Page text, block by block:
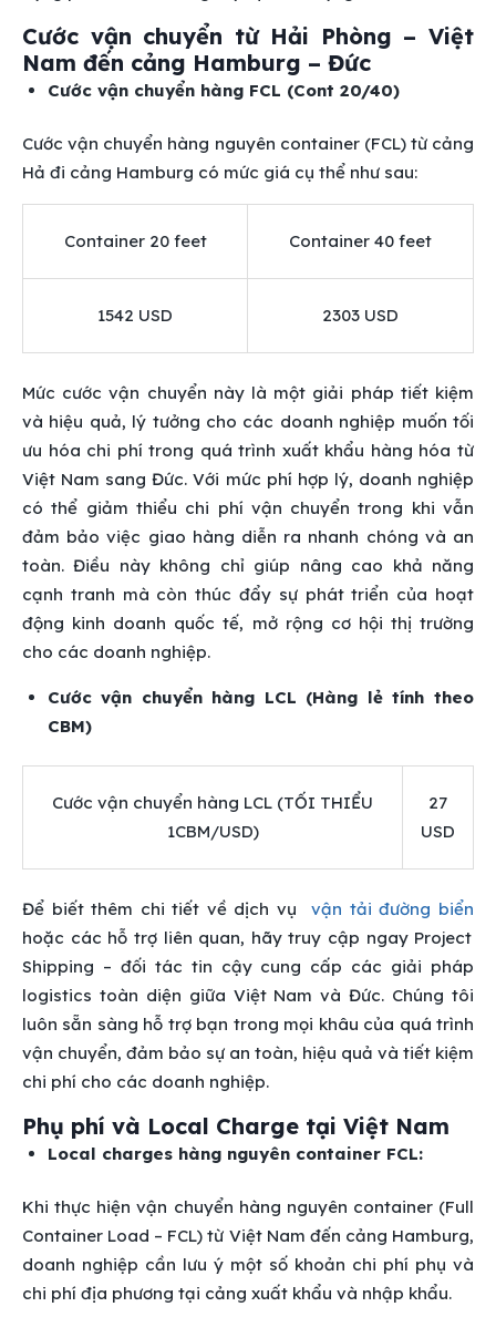
Cước vận chuyển từ Hải Phòng – Việt
Nam đến cảng Hamburg – Đức
Cước vận chuyển hàng FCL (Cont 20/40)
Cước vận chuyển hàng nguyên container (FCL) từ cảng
Hả đi cảng Hamburg có mức giá cụ thể như sau:
Container 20 feet Container 40 feet
1542 USD 2303 USD
Mức cước vận chuyển này là một giải pháp tiết kiệm
và hiệu quả, lý tưởng cho các doanh nghiệp muốn tối
ưu hóa chi phí trong quá trình xuất khẩu hàng hóa từ
Việt Nam sang Đức. Với mức phí hợp lý, doanh nghiệp
có thể giảm thiểu chi phí vận chuyển trong khi vẫn
đảm bảo việc giao hàng diễn ra nhanh chóng và an
toàn. Điều này không chỉ giúp nâng cao khả năng
cạnh tranh mà còn thúc đẩy sự phát triển của hoạt
động kinh doanh quốc tế, mở rộng cơ hội thị trường
cho các doanh nghiệp.
Cước vận chuyển hàng LCL (Hàng lẻ tính theo
CBM)
Cước vận chuyển hàng LCL (TỐI THIỂU
1CBM/USD)
27
USD
Để biết thêm chi tiết về dịch vụvận tải đường biển
hoặc các hỗ trợ liên quan, hãy truy cập ngay Project
Shipping – đối tác tin cậy cung cấp các giải pháp
logistics toàn diện giữa Việt Nam và Đức. Chúng tôi
luôn sẵn sàng hỗ trợ bạn trong mọi khâu của quá trình
vận chuyển, đảm bảo sự an toàn, hiệu quả và tiết kiệm
chi phí cho các doanh nghiệp.
Phụ phí và Local Charge tại Việt Nam
Local charges hàng nguyên container FCL:
Khi thực hiện vận chuyển hàng nguyên container (Full
Container Load – FCL) từ Việt Nam đến cảng Hamburg,
doanh nghiệp cần lưu ý một số khoản chi phí phụ và
chi phí địa phương tại cảng xuất khẩu và nhập khẩu.